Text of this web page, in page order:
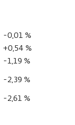
-0,01 %
+0,54 %
-1,19 %
-2,39 %
-2,61 %